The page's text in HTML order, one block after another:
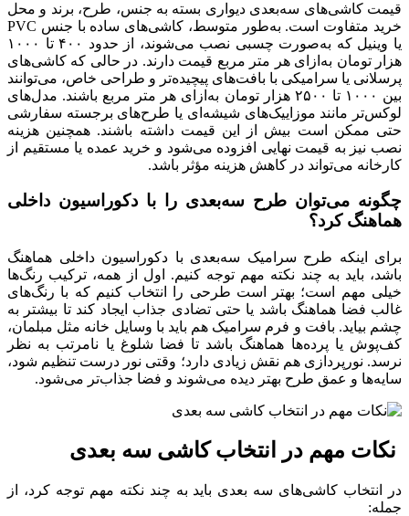
قیمت کاشی‌های سه‌بعدی دیواری بسته به جنس، طرح، برند و محل
خرید متفاوت است. به‌طور متوسط، کاشی‌های ساده با جنس PVC
یا وینیل که به‌صورت چسبی نصب می‌شوند، از حدود ۴۰۰ تا ۱۰۰۰
هزار تومان به‌ازای هر متر مربع قیمت دارند. در حالی که کاشی‌های
پرسلانی یا سرامیکی با بافت‌های پیچیده‌تر و طراحی خاص، می‌توانند
بین ۱۰۰۰ تا ۲۵۰۰ هزار تومان به‌ازای هر متر مربع باشند. مدل‌های
لوکس‌تر مانند موزاییک‌های شیشه‌ای یا طرح‌های برجسته سفارشی
حتی ممکن است بیش از این قیمت داشته باشند. همچنین هزینه
نصب نیز به قیمت نهایی افزوده می‌شود و خرید عمده یا مستقیم از
کارخانه می‌تواند در کاهش هزینه مؤثر باشد.
چگونه می‌توان طرح سه‌بعدی را با دکوراسیون داخلی
هماهنگ کرد؟
برای اینکه طرح سرامیک سه‌بعدی با دکوراسیون داخلی هماهنگ
باشد، باید به چند نکته مهم توجه کنیم. اول از همه، ترکیب رنگ‌ها
خیلی مهم است؛ بهتر است طرحی را انتخاب کنیم که با رنگ‌های
غالب فضا هماهنگ باشد یا حتی تضادی جذاب ایجاد کند تا بیشتر به
چشم بیاید. بافت و فرم سرامیک هم باید با وسایل خانه مثل مبلمان،
کف‌پوش یا پرده‌ها هماهنگ باشد تا فضا شلوغ یا نامرتب به‌ نظر
نرسد. نورپردازی هم نقش زیادی دارد؛ وقتی نور درست تنظیم شود،
سایه‌ها و عمق طرح بهتر دیده می‌شوند و فضا جذاب‌تر می‌شود.
نکات مهم در انتخاب کاشی سه بعدی
در انتخاب کاشی‌های سه‌ بعدی باید به چند نکته مهم توجه کرد، از
جمله: